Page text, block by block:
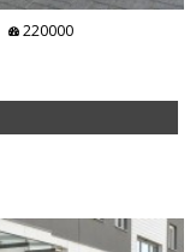
220000